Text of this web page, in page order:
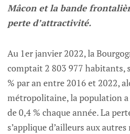
Mâcon et la bande
perte d’attractivité.
Au 1er janvier 2022, la
comptait 2 803 977 habitants,
% par an entre 2016 et 2022,
métropolitaine, la population
de 0,4 % chaque année. La
s’applique d’ailleurs aux